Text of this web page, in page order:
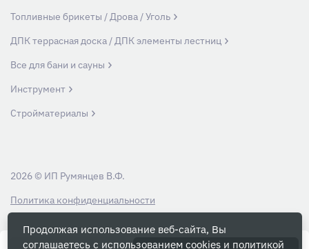
Топливные брикеты / Дрова / Уголь
ДПК террасная доска / ДПК элементы лестниц
Все для бани и сауны
Инструмент
Стройматериалы
Вся информация на данном сайте носит ознакомительный характер и ни
Политика конфиденциальности
2026 © ИП Румянцев В.Ф.
Продолжая использование веб-сайта, Вы
соглашаетесь с использованием cookies и политикой